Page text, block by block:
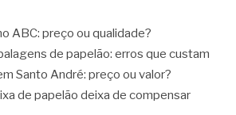
ABC: preço ou qualidade?
de papelão: erros que custam
Santo André: preço ou valor?
de papelão deixa de compensar